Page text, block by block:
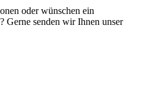
oder wünschen ein
Gerne senden wir Ihnen unser